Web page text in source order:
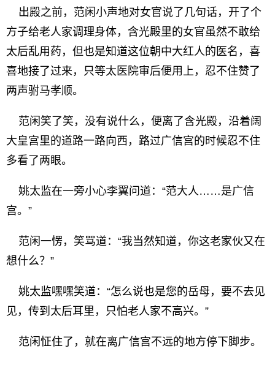
出殿之前，范闲小声地对女官说了几句话，开了个
方子给老人家调理身体，含光殿里的女官虽然不敢给
太后乱用药，但也是知道这位朝中大红人的医名，喜
喜地接了过来，只等太医院审后便用上，忍不住赞了
两声驸马孝顺。
范闲笑了笑，没有说什么，便离了含光殿，沿着阔
大皇宫里的道路一路向西，路过广信宫的时候忍不住
多看了两眼。
姚太监在一旁小心李翼问道：“范大人……是广信
宫。”
范闲一愣，笑骂道：“我当然知道，你这老家伙又在
想什么？”
姚太监嘿嘿笑道：“怎么说也是您的岳母，要不去见
见，传到太后耳里，只怕老人家不高兴。”
范闲怔住了，就在离广信宫不远的地方停下脚步。